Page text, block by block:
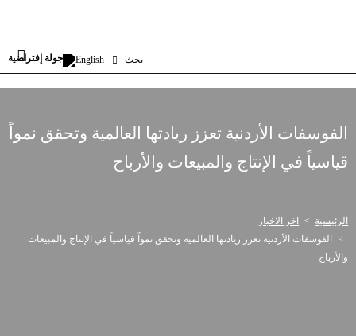
بحث English
الفوسفات الأردنية تعزز ريادتها العالمية وتحقق نمواً
قياسياً في الإنتاج والمبيعات والأرباح
الرئيسية
اخر الاخبار
الفوسفات الأردنية تعزز ريادتها العالمية وتحقق نمواً قياسياً في الإنتاج والمبيعات
والأرباح